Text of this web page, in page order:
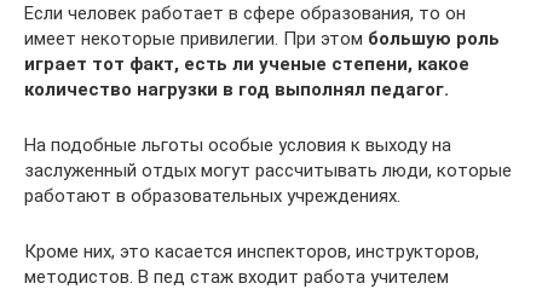
Если человек работает в сфере образования, то он
имеет некоторые привилегии. При этом большую роль
играет тот факт, есть ли ученые степени, какое
количество нагрузки в год выполнял педагог.
На подобные льготы особые условия к выходу на
заслуженный отдых могут рассчитывать люди, которые
работают в образовательных учреждениях.
Кроме них, это касается инспекторов, инструкторов,
методистов. В пед стаж входит работа учителем